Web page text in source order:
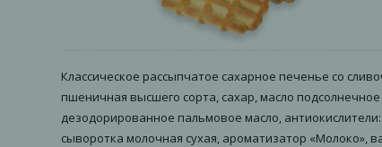
Классическое рассыпчатое сахарное печенье со
пшеничная высшего сорта, сахар, масло
дезодорированное пальмовое масло,
сыворотка молочная сухая, ароматизатор «Молоко»,